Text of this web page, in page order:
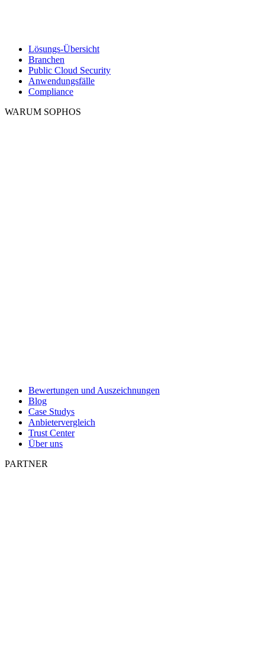
Lösungs-Übersicht
Branchen
Public Cloud Security
Anwendungsfälle
Compliance
WARUM SOPHOS
Bewertungen und Auszeichnungen
Blog
Case Studys
Anbietervergleich
Trust Center
Über uns
PARTNER